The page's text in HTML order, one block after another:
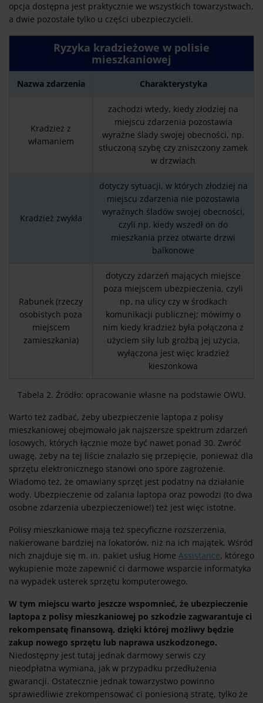
opcja dostępna jest praktycznie we wszystkich towarzystwach,
a dwie pozostałe tylko u części ubezpieczycieli.
Ryzyka kradzieżowe w polisie
mieszkaniowej
Nazwa zdarzenia Charakterystyka
Kradzież z
włamaniem
zachodzi wtedy, kiedy złodziej na
miejscu zdarzenia pozostawia
wyraźne ślady swojej obecności, np.
stłuczoną szybę czy zniszczony zamek
w drzwiach
Kradzież zwykła
dotyczy sytuacji, w których złodziej na
miejscu zdarzenia nie pozostawia
wyraźnych śladów swojej obecności,
czyli np. kiedy wszedł on do
mieszkania przez otwarte drzwi
balkonowe
Rabunek (rzeczy
osobistych poza
miejscem
zamieszkania)
dotyczy zdarzeń mających miejsce
poza miejscem ubezpieczenia, czyli
np. na ulicy czy w środkach
komunikacji publicznej; mówimy o
nim kiedy kradzież była połączona z
użyciem siły lub groźbą jej użycia,
wyłączona jest więc kradzież
kieszonkowa
Tabela 2. Źródło: opracowanie własne na podstawie OWU.
Warto też zadbać, żeby ubezpieczenie laptopa z polisy
mieszkaniowej obejmowało jak najszersze spektrum zdarzeń
losowych, których łącznie może być nawet ponad 30. Zwróć
uwagę, żeby na tej liście znalazło się przepięcie, ponieważ dla
sprzętu elektronicznego stanowi ono spore zagrożenie.
Wiadomo też, że omawiany sprzęt jest podatny na działanie
wody. Ubezpieczenie od zalania laptopa oraz powodzi (to dwa
osobne zdarzenia ubezpieczeniowe!) też jest więc istotne.
Polisy mieszkaniowe mają też specyficzne rozszerzenia,
nakierowane bardziej na lokatorów, niż na ich majątek. Wśród
nich znajduje się m. in. pakiet usług Home Assistance, którego
wykupienie może zapewnić ci darmowe wsparcie informatyka
na wypadek usterek sprzętu komputerowego.
W tym miejscu warto jeszcze wspomnieć, że ubezpieczenie
laptopa z polisy mieszkaniowej po szkodzie zagwarantuje ci
rekompensatę finansową, dzięki której możliwy będzie
zakup nowego sprzętu lub naprawa uszkodzonego.
Niedostępny jest tutaj jednak darmowy serwis czy
nieodpłatna wymiana, jak w przypadku przedłużenia
gwarancji. Ostatecznie jednak towarzystwo powinno
sprawiedliwie zrekompensować ci poniesioną stratę, tylko że